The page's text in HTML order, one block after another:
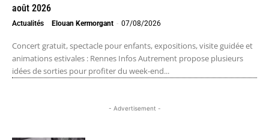
août 2026
Actualités Elouan Kermorgant - 07/08/2026
Concert gratuit, spectacle pour enfants, expositions, visite guidée et
animations estivales : Rennes Infos Autrement propose plusieurs
idées de sorties pour profiter du week-end...
- Advertisement -